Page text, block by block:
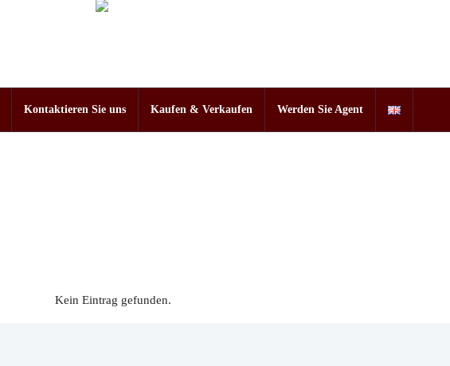
Kontaktieren Sie uns Kaufen & Verkaufen Werden Sie Agent
Kein Eintrag gefunden.